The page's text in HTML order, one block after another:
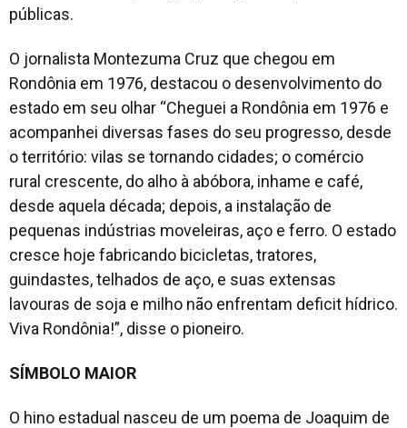
públicas.
O jornalista Montezuma Cruz que chegou em
Rondônia em 1976, destacou o desenvolvimento do
estado em seu olhar “Cheguei a Rondônia em 1976 e
acompanhei diversas fases do seu progresso, desde
o território: vilas se tornando cidades; o comércio
rural crescente, do alho à abóbora, inhame e café,
desde aquela década; depois, a instalação de
pequenas indústrias moveleiras, aço e ferro. O estado
cresce hoje fabricando bicicletas, tratores,
guindastes, telhados de aço, e suas extensas
lavouras de soja e milho não enfrentam deficit hídrico.
Viva Rondônia!”, disse o pioneiro.
SÍMBOLO MAIOR
O hino estadual nasceu de um poema de Joaquim de